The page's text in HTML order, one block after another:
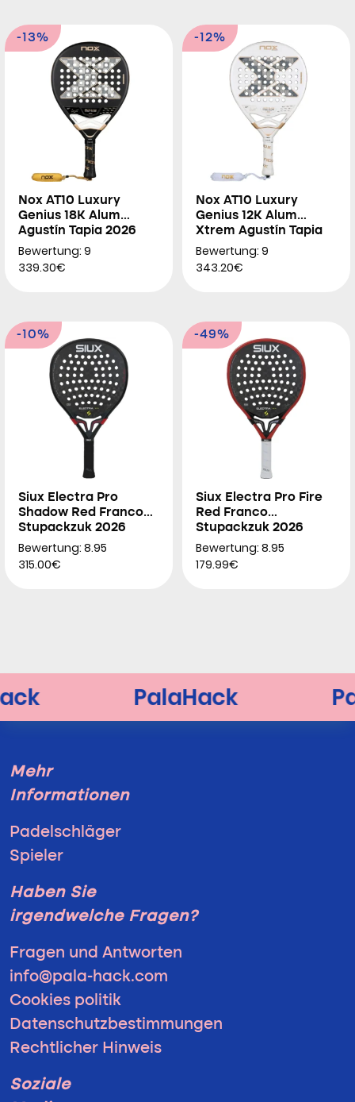
-13%
Nox AT10 Luxury
Genius 18K Alum
Agustín Tapia 2026
Bewertung: 9
339.30€
-12%
Nox AT10 Luxury
Genius 12K Alum
Xtrem Agustín Tapia
2026
Bewertung: 9
343.20€
-10%
Siux Electra Pro
Shadow Red Franco
Stupackzuk 2026
Bewertung: 8.95
315.00€
-49%
Siux Electra Pro Fire
Red Franco
Stupackzuk 2026
Bewertung: 8.95
179.99€
Mehr
Informationen
Padelschläger
Spieler
Haben Sie
irgendwelche Fragen?
Fragen und Antworten
info@pala-hack.com
Cookies politik
Datenschutzbestimmungen
Rechtlicher Hinweis
Soziale